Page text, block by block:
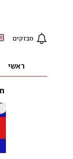
מבזקים
ראשי